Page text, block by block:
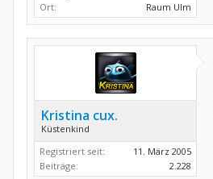
Ort:
Raum Ulm
Kristina cux.
Küstenkind
Registriert seit:
11. März 2005
Beiträge:
2.228